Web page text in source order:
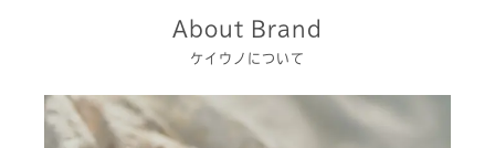
About Brand
ケイウノについて